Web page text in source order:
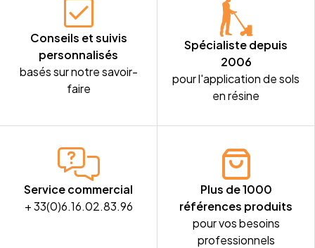
Conseils et suivis
personnalisés
basés sur notre savoir-
faire
Spécialiste depuis
2006
pour l'application de sols
en résine
Service commercial
+ 33(0)6.16.02.83.96
Plus de 1000
références produits
pour vos besoins
professionnels